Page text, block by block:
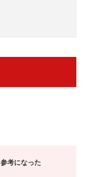
参考になった